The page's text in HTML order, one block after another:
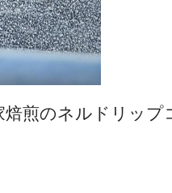
煎のネルドリップ